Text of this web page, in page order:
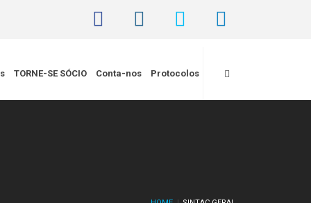
TORNE-SE SÓCIO Conta-nos Protocolos